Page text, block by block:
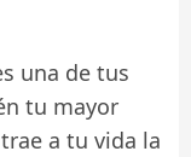
una de tus
tu mayor
a tu vida la